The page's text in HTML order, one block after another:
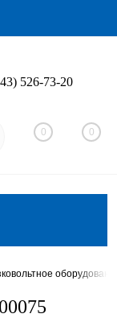
Вход
526-73-20
0 0